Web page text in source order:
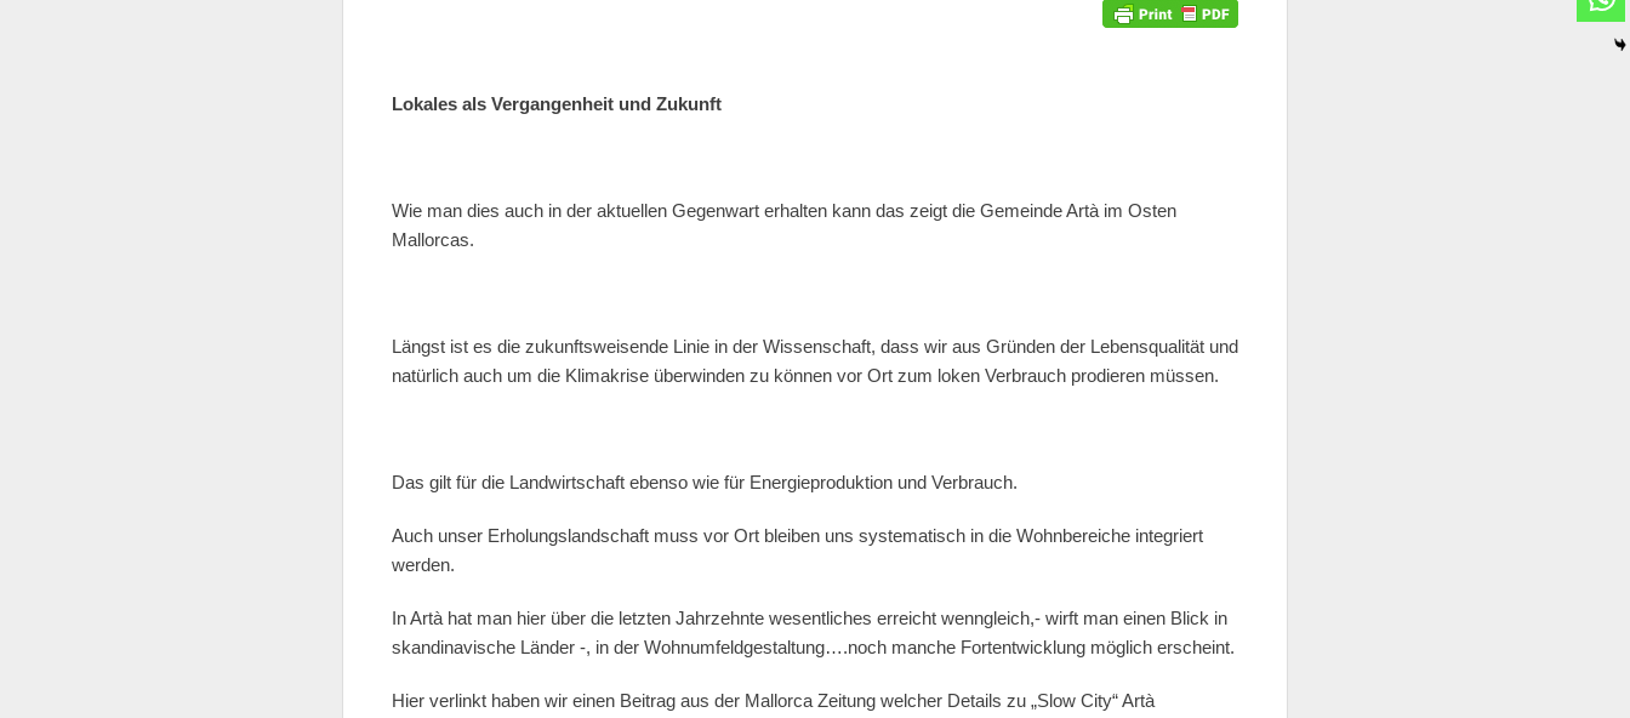
Lokales als Vergangenheit und Zukunft
Wie man dies auch in der aktuellen Gegenwart erhalten kann das zeigt die Gemeinde Artà im Osten
Mallorcas.
Längst ist es die zukunftsweisende Linie in der Wissenschaft, dass wir aus Gründen der Lebensqualität und
natürlich auch um die Klimakrise überwinden zu können vor Ort zum loken Verbrauch prodieren müssen.
Das gilt für die Landwirtschaft ebenso wie für Energieproduktion und Verbrauch.
Auch unser Erholungslandschaft muss vor Ort bleiben uns systematisch in die Wohnbereiche integriert
werden.
In Artà hat man hier über die letzten Jahrzehnte wesentliches erreicht wenngleich,- wirft man einen Blick in
skandinavische Länder -, in der Wohnumfeldgestaltung….noch manche Fortentwicklung möglich erscheint.
Hier verlinkt haben wir einen Beitrag aus der Mallorca Zeitung welcher Details zu „Slow City“ Artà